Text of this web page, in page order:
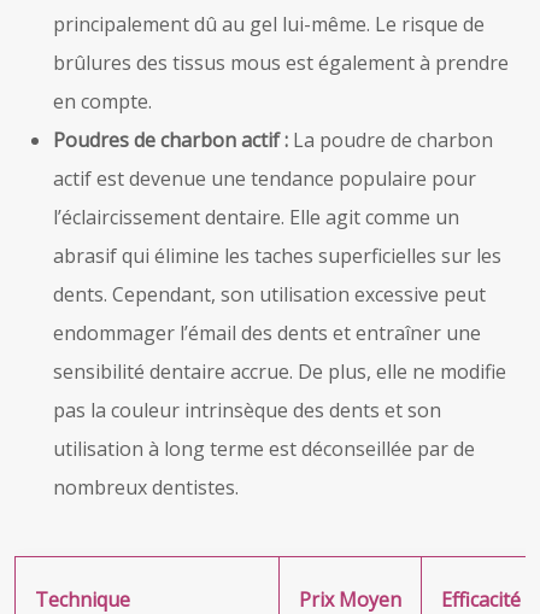
principalement dû au gel lui-même. Le risque de
brûlures des tissus mous est également à prendre
en compte.
Poudres de charbon actif : La poudre de charbon
actif est devenue une tendance populaire pour
l’éclaircissement dentaire. Elle agit comme un
abrasif qui élimine les taches superficielles sur les
dents. Cependant, son utilisation excessive peut
endommager l’émail des dents et entraîner une
sensibilité dentaire accrue. De plus, elle ne modifie
pas la couleur intrinsèque des dents et son
utilisation à long terme est déconseillée par de
nombreux dentistes.
Technique Prix Moyen Efficacité